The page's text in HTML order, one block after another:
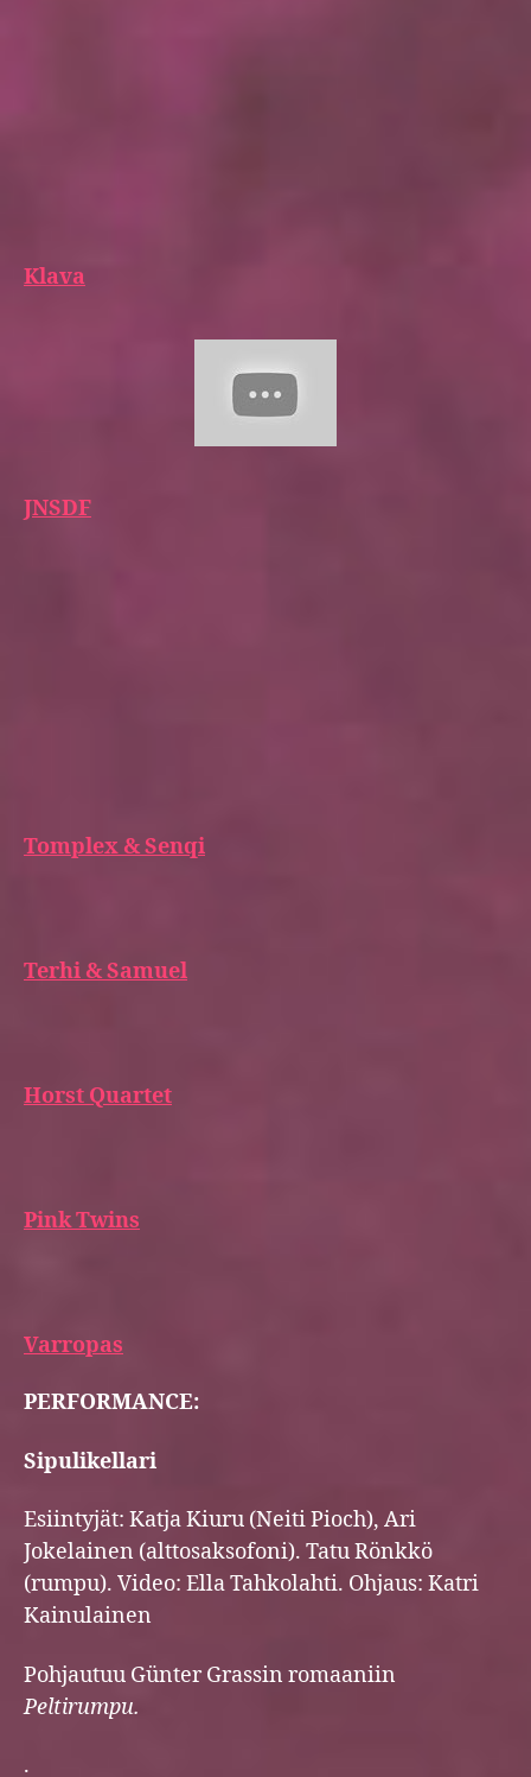
Klava
JNSDF
Tomplex & Senqi
Terhi & Samuel
Horst Quartet
Pink Twins
Varropas
PERFORMANCE:
Sipulikellari
Esiintyjät: Katja Kiuru (Neiti Pioch), Ari
Jokelainen (alttosaksofoni). Tatu Rönkkö
(rumpu). Video: Ella Tahkolahti. Ohjaus: Katri
Kainulainen
Pohjautuu Günter Grassin romaaniin
Peltirumpu.
.